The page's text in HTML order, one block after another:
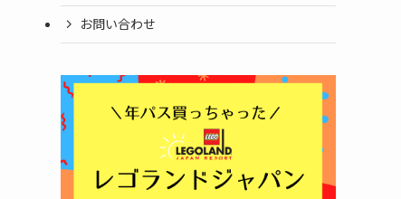
お問い合わせ